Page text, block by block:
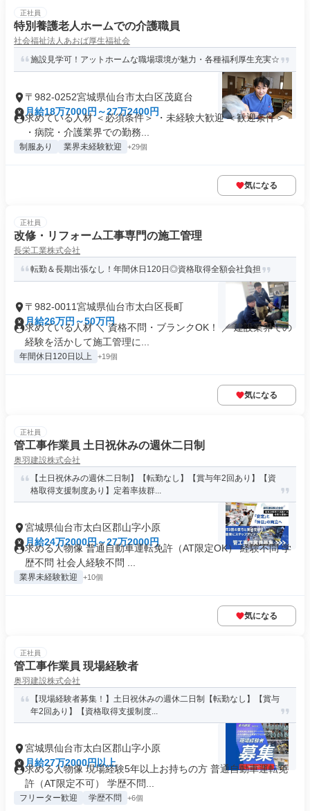
正社員
特別養護老人ホームでの介護職員
社会福祉法人あおば厚生福祉会
施設見学可！アットホームな職場環境が魅力・各種福利厚生充実☆
〒982-0252宮城県仙台市太白区茂庭台
月給18万7000円～27万2400円
求めている人材 ＜必須条件＞ ・未経験大歓迎 ＜歓迎条件＞
・病院・介護業界での勤務...
制服あり 業界未経験歓迎 +29個
気になる
正社員
改修・リフォーム工事専門の施工管理
長栄工業株式会社
転勤＆長期出張なし！年間休日120日◎資格取得全額会社負担
〒982-0011宮城県仙台市太白区長町
月給26万円～50万円
求めている人材 ＼ 資格不問・ブランクOK！ ／ 建設業界での
経験を活かして施工管理に...
年間休日120日以上 +19個
気になる
正社員
管工事作業員 土日祝休みの週休二日制
奥羽建設株式会社
【土日祝休みの週休二日制】【転勤なし】【賞与年2回あり】【資
格取得支援制度あり】定着率抜群...
宮城県仙台市太白区郡山字小原
月給24万2000円～27万2000円
求める人物像 普通自動車運転免許（AT限定OK） 経験不問 学
歴不問 社会人経験不問 ...
業界未経験歓迎 +10個
気になる
正社員
管工事作業員 現場経験者
奥羽建設株式会社
【現場経験者募集！】土日祝休みの週休二日制【転勤なし】【賞与
年2回あり】【資格取得支援制度...
宮城県仙台市太白区郡山字小原
月給27万2000円以上
求める人物像 現場経験5年以上お持ちの方 普通自動車運転免
許（AT限定不可） 学歴不問...
フリーター歓迎 学歴不問 +6個